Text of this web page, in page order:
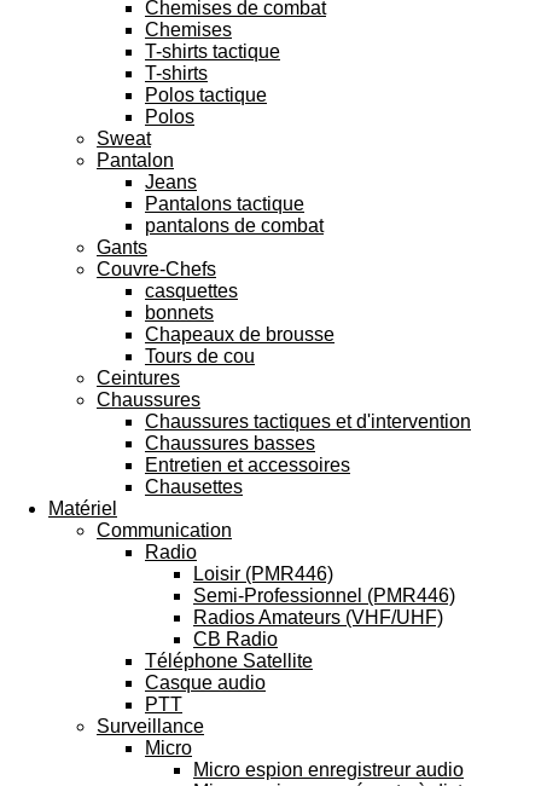
Chemises de combat
Chemises
T-shirts tactique
T-shirts
Polos tactique
Polos
Sweat
Pantalon
Jeans
Pantalons tactique
pantalons de combat
Gants
Couvre-Chefs
casquettes
bonnets
Chapeaux de brousse
Tours de cou
Ceintures
Chaussures
Chaussures tactiques et d'intervention
Chaussures basses
Entretien et accessoires
Chausettes
Matériel
Communication
Radio
Loisir (PMR446)
Semi-Professionnel (PMR446)
Radios Amateurs (VHF/UHF)
CB Radio
Téléphone Satellite
Casque audio
PTT
Surveillance
Micro
Micro espion enregistreur audio